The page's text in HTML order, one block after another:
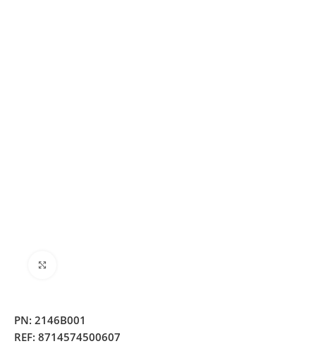
PN:2146B001
REF:8714574500607